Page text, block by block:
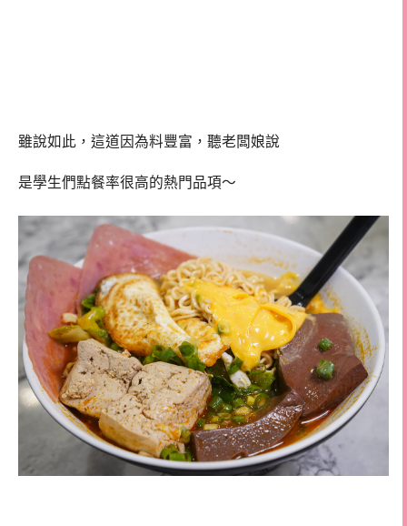
雖說如此，這道因為料豐富，聽老闆娘說
是學生們點餐率很高的熱門品項～